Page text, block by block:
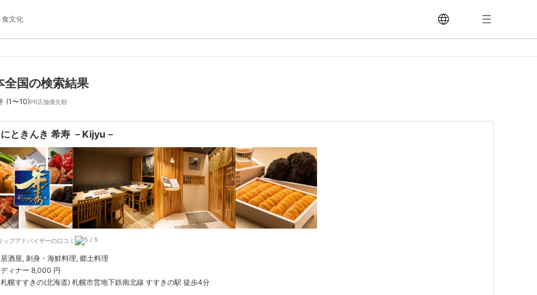
食文化
全国の検索結果
(1〜10)PR店舗優先順
ときんき 希寿 －Kijyu－
ップアドバイザーの口コミ
居酒屋, 刺身・海鮮料理, 郷土料理
ディナー 8,000 円
札幌すすきの(北海道) 札幌市営地下鉄南北線 すすきの駅 徒歩4分